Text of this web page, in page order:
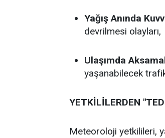
Yağış Anında
devrilmesi olayları,
Ulaşımda
yaşanabilecek
YETKİLİLERDEN
Meteoroloji yetkilileri,